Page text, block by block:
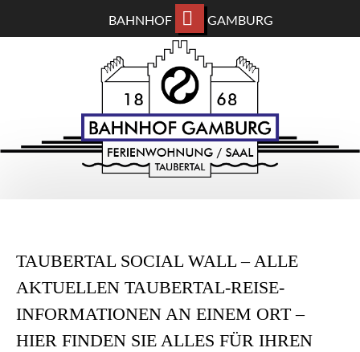
BAHNHOF GAMBURG
BAHNHOF GAMBURG
Ferienwohnung und Eventsaal im Taubertal
TAUBERTAL SOCIAL WALL – ALLE
AKTUELLEN TAUBERTAL-REISE-
INFORMATIONEN AN EINEM ORT –
HIER FINDEN SIE ALLES FÜR IHREN